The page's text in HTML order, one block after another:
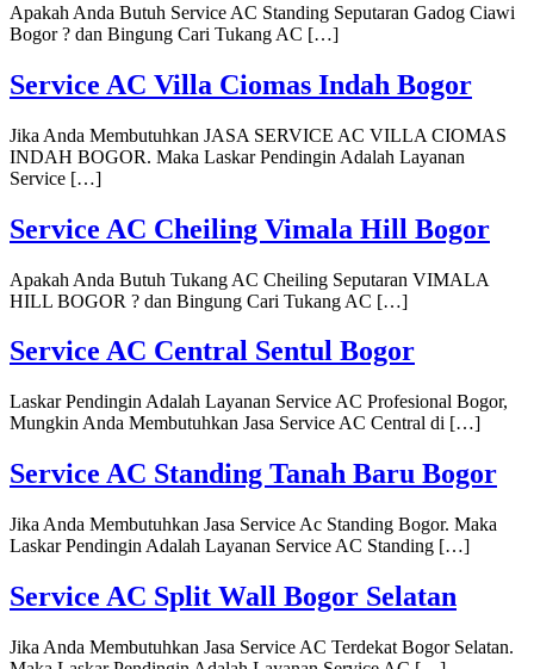
Apakah Anda Butuh Service AC Standing Seputaran Gadog Ciawi
Bogor ? dan Bingung Cari Tukang AC […]
Service AC Villa Ciomas Indah Bogor
Jika Anda Membutuhkan JASA SERVICE AC VILLA CIOMAS
INDAH BOGOR. Maka Laskar Pendingin Adalah Layanan
Service […]
Service AC Cheiling Vimala Hill Bogor
Apakah Anda Butuh Tukang AC Cheiling Seputaran VIMALA
HILL BOGOR ? dan Bingung Cari Tukang AC […]
Service AC Central Sentul Bogor
Laskar Pendingin Adalah Layanan Service AC Profesional Bogor,
Mungkin Anda Membutuhkan Jasa Service AC Central di […]
Service AC Standing Tanah Baru Bogor
Jika Anda Membutuhkan Jasa Service Ac Standing Bogor. Maka
Laskar Pendingin Adalah Layanan Service AC Standing […]
Service AC Split Wall Bogor Selatan
Jika Anda Membutuhkan Jasa Service AC Terdekat Bogor Selatan.